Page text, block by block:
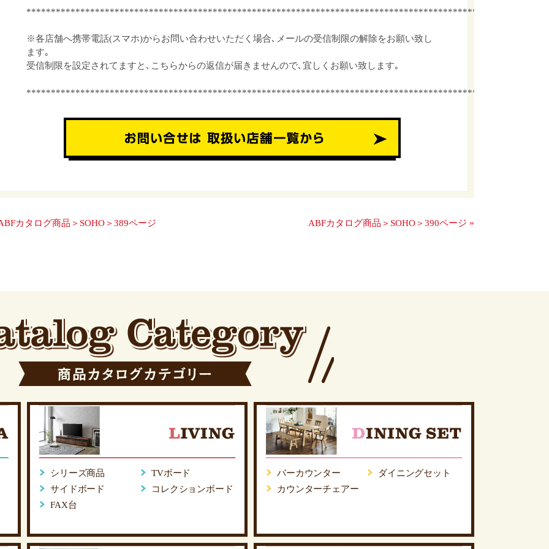
**************************************************************************************************
※各店舗へ携帯電話(スマホ)からお問い合わせいただく場合､メールの受信制限の解除をお願い致し
ます｡
受信制限を設定されてますと､こちらからの返信が届きませんので､宜しくお願い致します｡
**************************************************************************************************
カタログ商品＞SOHO＞389ページ ABFカタログ商品＞SOHO＞390ページ »
シリーズ商品
TVボード
サイドボード
コレクションボード
FAX台
バーカウンター
ダイニングセット
カウンターチェアー